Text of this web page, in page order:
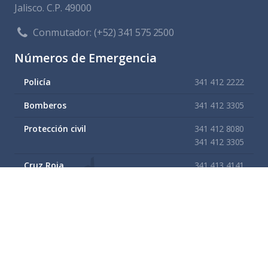
Jalisco. C.P. 49000
Conmutador:(+52) 341 575 2500
Números de Emergencia
Policía 341 412 2222
Bomberos 341 412 3305
Protección civil
341 412 8080
341 412 3305
Cruz Roja 341 413 4141